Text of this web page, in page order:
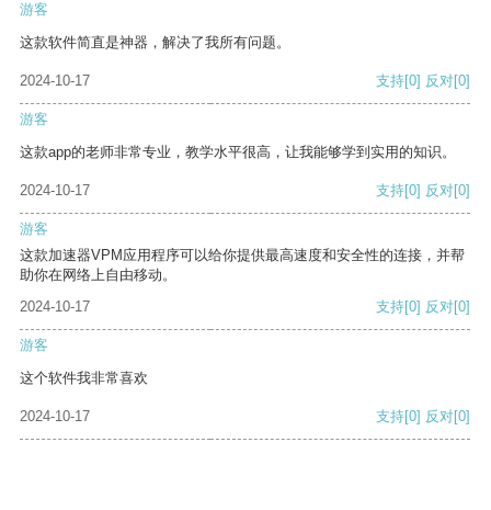
游客
这款软件简直是神器，解决了我所有问题。
2024-10-17 支持[0] 反对[0]
游客
这款app的老师非常专业，教学水平很高，让我能够学到实用的知识。
2024-10-17 支持[0] 反对[0]
游客
这款加速器VPM应用程序可以给你提供最高速度和安全性的连接，并帮
助你在网络上自由移动。
2024-10-17
支持[0] 反对[0]
游客
这个软件我非常喜欢
2024-10-17 支持[0] 反对[0]